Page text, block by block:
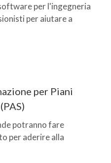
per l'ingegneria
per aiutare a
per Piani
potranno fare
per aderire alla